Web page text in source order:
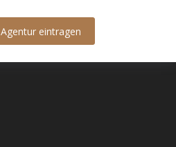
Agentur eintragen